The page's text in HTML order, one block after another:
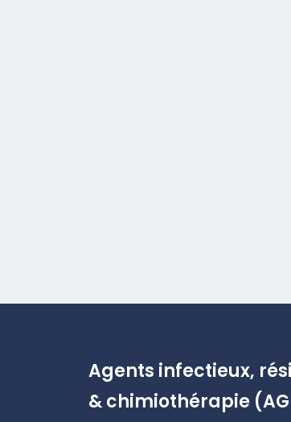
Agents infectieux,
& chimiothérapie